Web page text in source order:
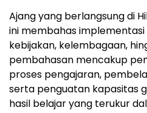
Ajang yang berlangsung di
ini membahas implementasi
kebijakan, kelembagaan,
pembahasan mencakup
proses pengajaran,
serta penguatan kapasitas
hasil belajar yang terukur